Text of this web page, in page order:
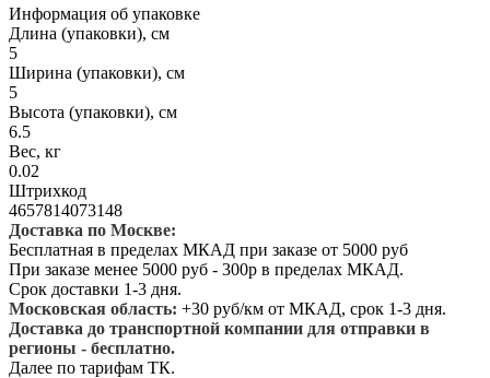
Информация об упаковке
Длина (упаковки), см
5
Ширина (упаковки), см
5
Высота (упаковки), см
6.5
Вес, кг
0.02
Штрихкод
4657814073148
Доставка по Москве:
Бесплатная в пределах МКАД при заказе от 5000 руб
При заказе менее 5000 руб - 300р в пределах МКАД.
Срок доставки 1-3 дня.
Московская область: +30 руб/км от МКАД, срок 1-3 дня.
Доставка до транспортной компании для отправки в
регионы - бесплатно.
Далее по тарифам ТК.